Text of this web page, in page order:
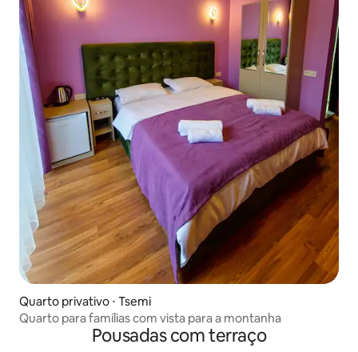
Quarto privativo ⋅ Tsemi
Quarto para famílias com vista para a montanha
Pousadas com terraço